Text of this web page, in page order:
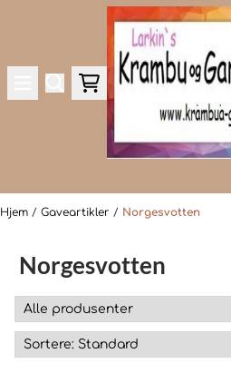
Hopp til innhold
Hjem / Gaveartikler / Norgesvotten
Norgesvotten